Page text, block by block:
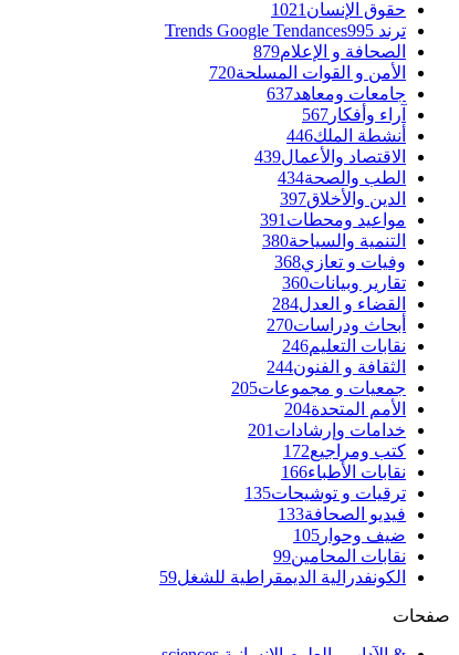
حقوق الإنسان 1021
ترند Trends Google Tendances 995
الصحافة و الإعلام879
الأمن و القوات المسلحة720
جامعات ومعاهد637
آراء وأفكار 567
أنشطة الملك446
الاقتصاد والأعمال439
الطب والصحة434
الدين والأخلاق397
مواعيد ومحطات 391
التنمية والسياحة380
وفيات و تعازي368
تقارير وبيانات360
القضاء و العدل284
أبحاث ودراسات270
نقابات التعليم246
الثقافة و الفنون244
جمعيات و مجموعات205
الأمم المتحدة204
خدامات وإرشادات 201
كتب ومراجيع172
نقابات الأطباء166
ترقيات و توشيحات135
فيديو الصحافة133
ضيف وحوار 105
نقابات المحامين99
الكونفدرالية الديمقراطية للشغل59
صفحات